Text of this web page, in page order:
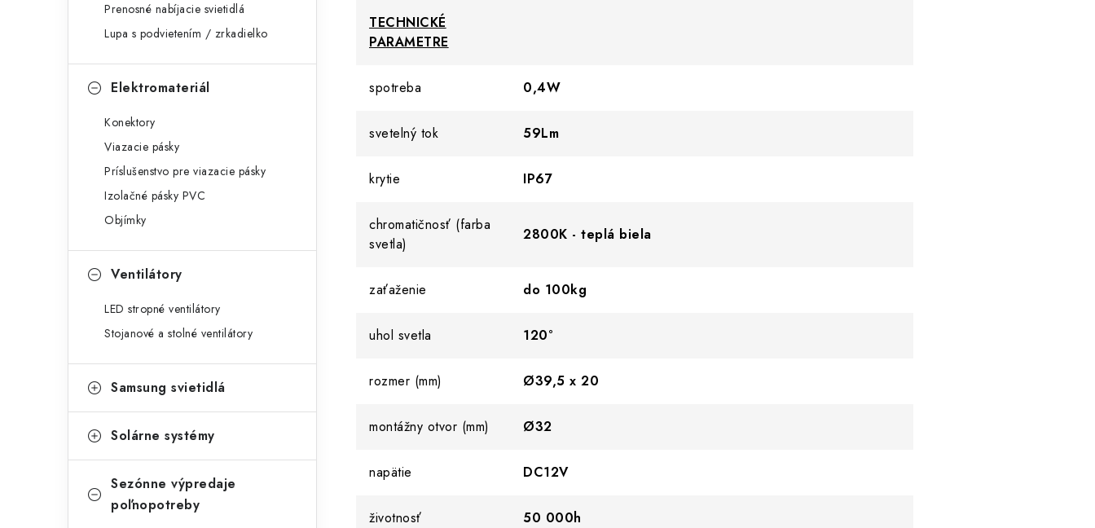
Prenosné nabíjacie svietidlá
Lupa s podvietením / zrkadielko
Elektromateriál
Konektory
Viazacie pásky
Príslušenstvo pre viazacie pásky
Izolačné pásky PVC
Objímky
Ventilátory
LED stropné ventilátory
Stojanové a stolné ventilátory
Samsung svietidlá
Solárne systémy
Sezónne výpredaje
poľnopotreby
TECHNICKÉ
PARAMETRE
spotreba 0,4W
svetelný tok 59Lm
krytie IP67
chromatičnosť (farba
svetla)
2800K - teplá biela
zaťaženie do 100kg
uhol svetla 120°
rozmer (mm) Ø39,5 x 20
montážny otvor (mm) Ø32
napätie DC12V
životnosť 50 000h